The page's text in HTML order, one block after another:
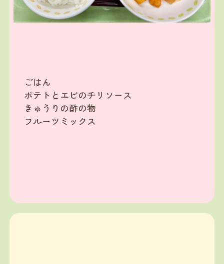
ごはん
ポテトとエビのチリソース
きゅうりの酢の物
フルーツミックス